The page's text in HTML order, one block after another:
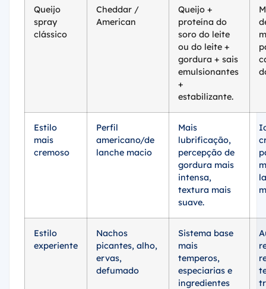
Queijo
spray
clássico
Cheddar /
American
Queijo +
proteína do
soro do leite
ou do leite +
gordura + sais
emulsionantes
+
estabilizante.
Estilo
mais
cremoso
Perfil
americano/de
lanche macio
Mais
lubrificação,
percepção de
gordura mais
intensa,
textura mais
suave.
Estilo
experiente
Nachos
picantes, alho,
ervas,
defumado
Sistema base
mais
temperos,
especiarias e
ingredientes